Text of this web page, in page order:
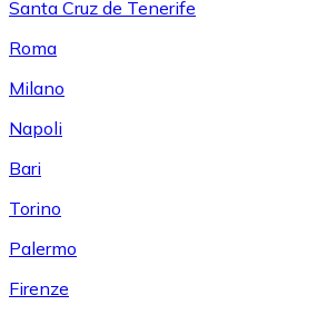
Santa Cruz de Tenerife
Roma
Milano
Napoli
Bari
Torino
Palermo
Firenze